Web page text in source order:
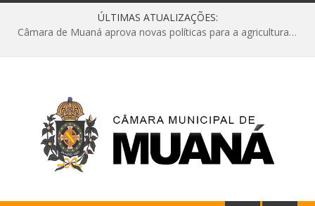
ÚLTIMAS ATUALIZAÇÕES:
Câmara de Muaná aprova novas políticas para a agricultura e solicita reforma da Ponte do Reduto